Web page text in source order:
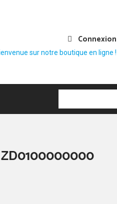
Connexion
sur notre boutique en ligne !